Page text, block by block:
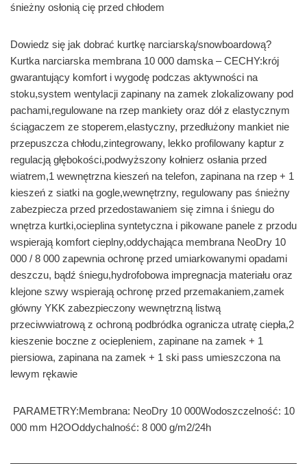
śnieżny osłonią cię przed chłodem
Dowiedz się jak dobrać kurtkę narciarską/snowboardową?
Kurtka narciarska membrana 10 000 damska – CECHY:krój
gwarantujący komfort i wygodę podczas aktywności na
stoku,system wentylacji zapinany na zamek zlokalizowany pod
pachami,regulowane na rzep mankiety oraz dół z elastycznym
ściągaczem ze stoperem,elastyczny, przedłużony mankiet nie
przepuszcza chłodu,zintegrowany, lekko profilowany kaptur z
regulacją głębokości,podwyższony kołnierz osłania przed
wiatrem,1 wewnętrzna kieszeń na telefon, zapinana na rzep + 1
kieszeń z siatki na gogle,wewnętrzny, regulowany pas śnieżny
zabezpiecza przed przedostawaniem się zimna i śniegu do
wnętrza kurtki,ocieplina syntetyczna i pikowane panele z przodu
wspierają komfort cieplny,oddychająca membrana NeoDry 10
000 / 8 000 zapewnia ochronę przed umiarkowanymi opadami
deszczu, bądź śniegu,hydrofobowa impregnacja materiału oraz
klejone szwy wspierają ochronę przed przemakaniem,zamek
główny YKK zabezpieczony wewnętrzną listwą
przeciwwiatrową z ochroną podbródka ogranicza utratę ciepła,2
kieszenie boczne z ociepleniem, zapinane na zamek + 1
piersiowa, zapinana na zamek + 1 ski pass umieszczona na
lewym rękawie
PARAMETRY:Membrana: NeoDry 10 000Wodoszczelność: 10
000 mm H2OOddychalność: 8 000 g/m2/24h